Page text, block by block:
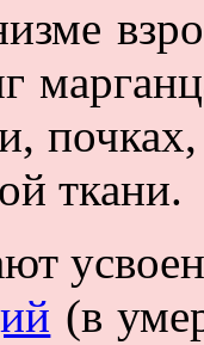
ткани.
(в